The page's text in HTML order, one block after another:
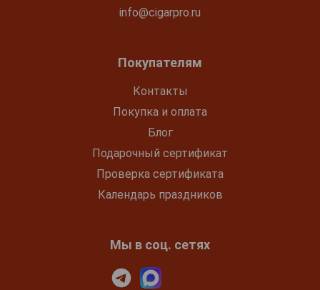
info@cigarpro.ru
Покупателям
Контакты
Покупка и оплата
Блог
Подарочный сертификат
Проверка сертификата
Календарь праздников
Мы в соц. сетях